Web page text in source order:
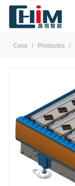
Casa / Productos /